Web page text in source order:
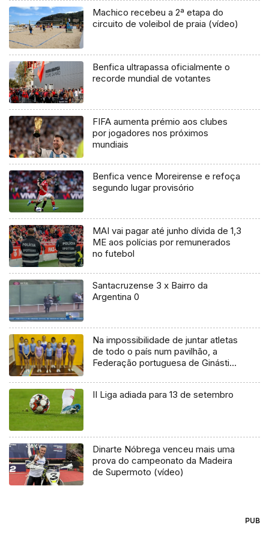
Machico recebeu a 2ª etapa do
circuito de voleibol de praia (vídeo)
Benfica ultrapassa oficialmente o
recorde mundial de votantes
FIFA aumenta prémio aos clubes
por jogadores nos próximos
mundiais
Benfica vence Moreirense e refoça
segundo lugar provisório
MAI vai pagar até junho dívida de 1,3
ME aos polícias por remunerados
no futebol
Santacruzense 3 x Bairro da
Argentina 0
Na impossibilidade de juntar atletas
de todo o país num pavilhão, a
Federação portuguesa de Ginástica
de trampolins por um open virtual
II Liga adiada para 13 de setembro
Dinarte Nóbrega venceu mais uma
prova do campeonato da Madeira
de Supermoto (vídeo)
PUB